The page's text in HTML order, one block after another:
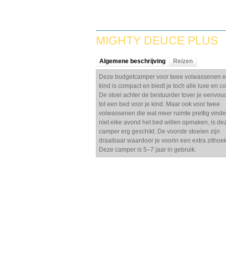
MIGHTY DEUCE PLUS
Algemene beschrijving Reizen
Deze budgetcamper voor twee volwassenen
kind is compact en biedt je toch alle luxe en
De stoel achter de bestuurder tover je
tot een bed voor je kind. Maar ook voor twee
volwassenen die wat meer ruimte prettig
niet elke avond het bed willen opmaken, is
camper erg geschikt. De voorste stoelen zijn
draaibaar waardoor je voorin een extra
Deze camper is 5–7 jaar in gebruik.